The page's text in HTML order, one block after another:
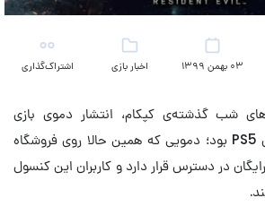
03 بهمن 1399 اخبار بازی اشتراک‌گذاری
شب گذشته‌ی کپکام، انتشار دموی بازی
برای PS5 بود؛ دمویی که همین حالا روی فروشگاه
در دسترس قرار دارد و کاربران این کنسول